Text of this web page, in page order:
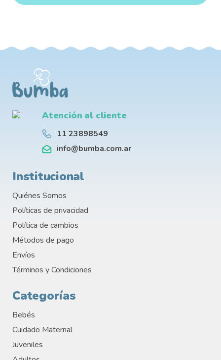
Atención al cliente
11 23898549
info@bumba.com.ar
Institucional
Quiénes Somos
Políticas de privacidad
Política de cambios
Métodos de pago
Envíos
Términos y Condiciones
Categorías
Bebés
Cuidado Maternal
Juveniles